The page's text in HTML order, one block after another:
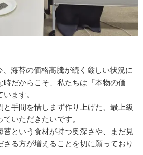
海苔の価格高騰が続く厳しい状況に
時だからこそ、私たちは「本物の価
ます。
手間を惜しまず作り上げた、最上級
いただきたいです。
苔という食材が持つ奥深さや、まだ見
る方が増えることを切に願っており